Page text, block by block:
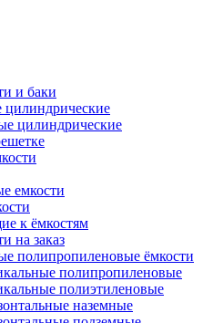
и баки
цилиндрические
цилиндрические
емкости
к ёмкостям
на заказ
полипропиленовые ёмкости
полипропиленовые
полиэтиленовые
наземные